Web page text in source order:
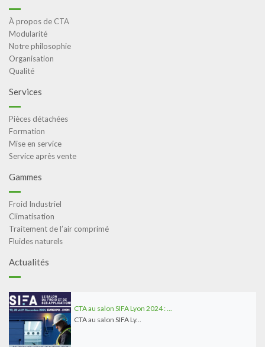
À propos de CTA
Modularité
Notre philosophie
Organisation
Qualité
Services
Pièces détachées
Formation
Mise en service
Service après vente
Gammes
Froid Industriel
Climatisation
Traitement de l’air comprimé
Fluides naturels
Actualités
CTA au salon SIFA Lyon 2024 : ...
CTA au salon SIFA Ly...